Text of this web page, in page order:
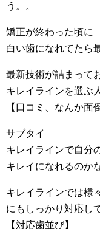
う。。
矯正が終わった頃に
白い歯になれてたら
最新技術が詰まって
キレイラインを選ぶ
【口コミ、なんか面
サブタイ
キレイラインで自分
キレイになれるのか
キレイラインでは様
にもしっかり対応し
【対応歯並び】